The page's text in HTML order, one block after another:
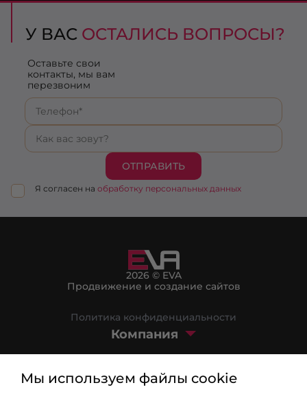
У ВАС ОСТАЛИСЬ ВОПРОСЫ?
Оставьте свои
контакты, мы вам
перезвоним
ОТПРАВИТЬ
Я согласен на обработку персональных данных
2026 © EVA
Продвижение и создание сайтов
Политика конфиденциальности
Компания
Блог
Мы используем файлы cookie